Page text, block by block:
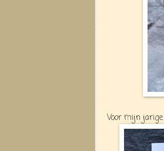
Voor mijn